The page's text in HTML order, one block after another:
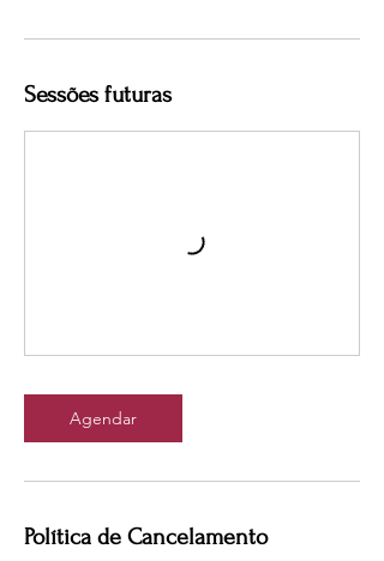
Sessões futuras
Agendar
Política de Cancelamento